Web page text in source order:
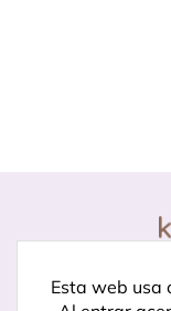
Esta web usa